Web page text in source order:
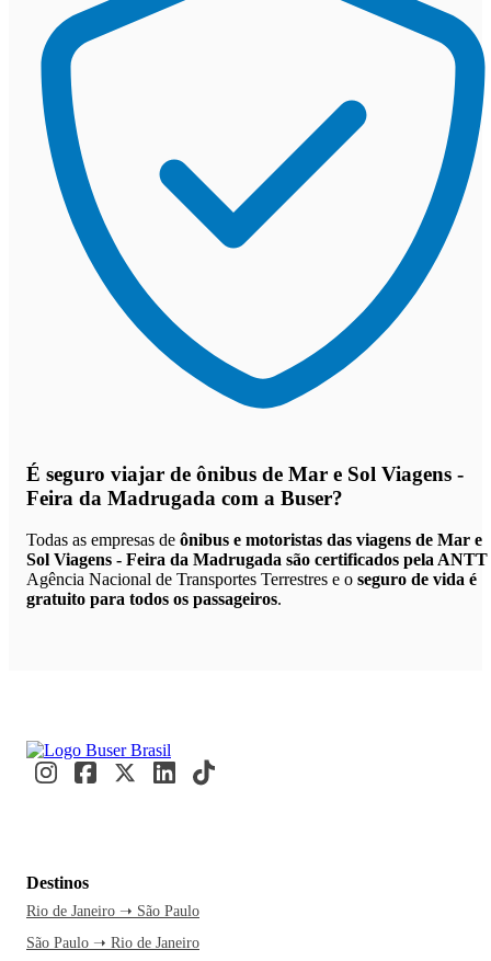
É seguro viajar de ônibus de Mar e Sol Viagens -
Feira da Madrugada com a Buser?
Todas as empresas de ônibus e motoristas das viagens de Mar e
Sol Viagens - Feira da Madrugada são certificados pela ANTT
Agência Nacional de Transportes Terrestres e o seguro de vida é
gratuito para todos os passageiros.
Destinos
Rio de Janeiro ➝ São Paulo
São Paulo ➝ Rio de Janeiro